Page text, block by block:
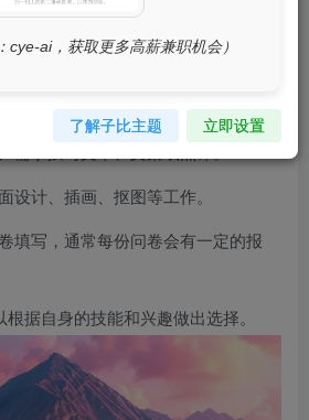
设计、插画、抠图等工作。
填写，通常每份问卷会有一定的报
据自身的技能和兴趣做出选择。
cye-ai，获取更多高薪兼职机会）
了解子比主题 立即设置